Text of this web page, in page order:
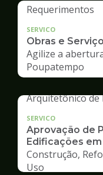
SERVICO
Obras e
Agilize a
Poupatempo
SERVICO
Aprovação de
Edificações em
Construção,
Uso